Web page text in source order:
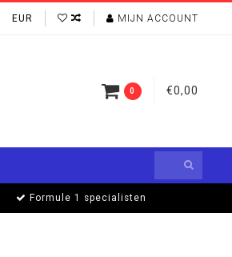
EUR MIJN ACCOUNT
0 €0,00
Formule 1 specialisten